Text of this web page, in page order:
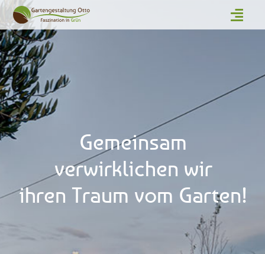
Gemeinsam
verwirklichen wir
ihren Traum vom Garten!